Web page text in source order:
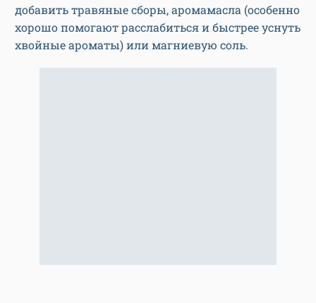
добавить травяные сборы, аромамасла (особенно
хорошо помогают расслабиться и быстрее уснуть
хвойные ароматы) или магниевую соль.